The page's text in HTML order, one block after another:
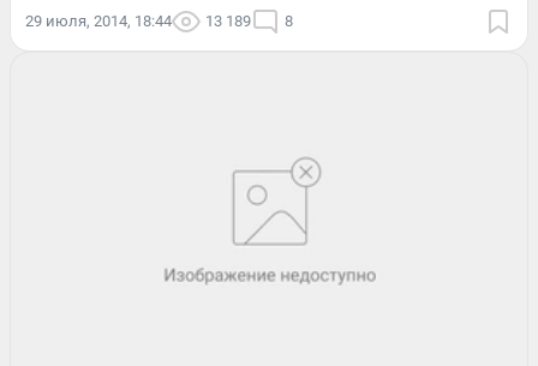
29 июля, 2014, 18:44 13 189 8